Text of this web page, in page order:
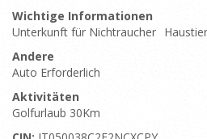
Wichtige Informationen
Unterkunft für Nichtraucher
Andere
Auto Erforderlich
Aktivitäten
Golfurlaub 30Km